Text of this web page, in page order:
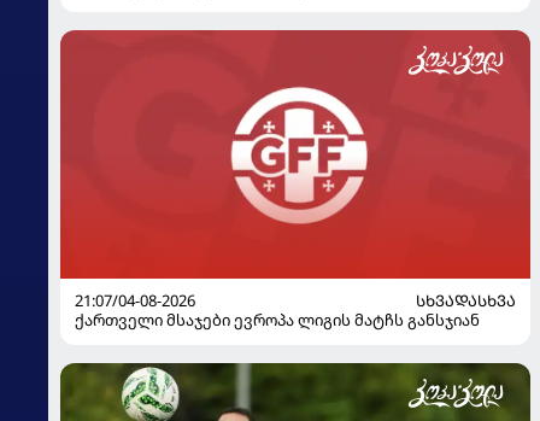
21:07/04-08-2026
ᲡᲮᲕᲐᲓᲐᲡᲮᲕᲐ
ქართველი მსაჯები ევროპა ლიგის მატჩს განსჯიან